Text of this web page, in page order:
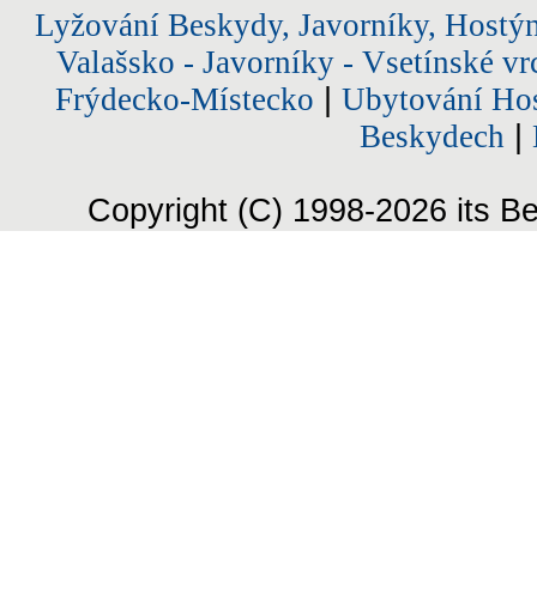
Lyžování Beskydy, Javorníky,
Valašsko - Javorníky - Vsetínské
Frýdecko-Místecko
Ubytování
Beskydech
Copyright (C) 1998-2026 its